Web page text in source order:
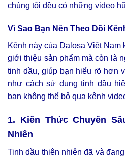
chúng tôi đều có những video
Vì Sao Bạn Nên Theo Dõi
Kênh này của Dalosa Việt
giới thiệu sản phẩm mà còn là
tinh dầu, giúp bạn hiểu rõ hơn
như cách sử dụng tinh dầu
bạn không thể bỏ qua kênh
1. Kiến Thức Chuyên
Nhiên
Tinh dầu thiên nhiên đã và